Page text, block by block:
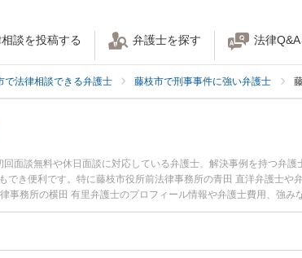
談を投稿する 弁護士を探す 法律
で法律相談できる弁護士 藤枝市で刑事事件に強い弁護士
面談無料や休日面談に対応している弁護士、解決事例を持つ弁
き便利です。特に藤枝市役所前法律事務所の青田 直洋弁護士や
事務所の横田 有里弁護士のプロフィール情報や弁護士費用、強み
『少年事件のトラブル解決の実績豊富な近くの弁護士を検索し
んにおすすめです。